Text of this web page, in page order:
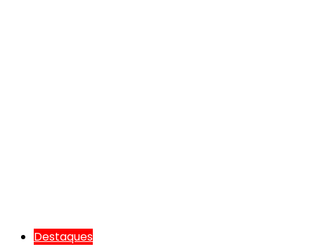
Destaques